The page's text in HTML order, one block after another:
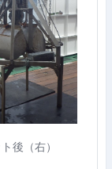
後（右）